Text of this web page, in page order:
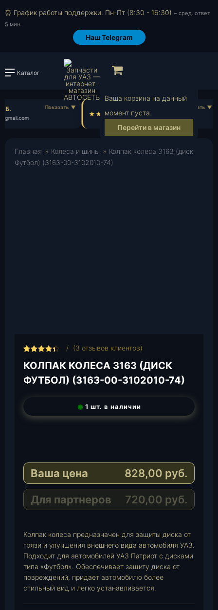
⏰ График работы поддержки: Пн-Пт (8:30 - 16:30) ~ сред. ответ
5 мин.
Наш Telegram
Каталог Войти или
Просмотр
Ваша корзина на данный
момент пуста.
Перейти в магазин
Б.
il***@yahoo.com
Главная » Колеса и шины » Колпак колеса 3163 (диск
Футбол) (3163-00-3102010-74)
4.33из
основе
(3 отзывов клиентов)
КОЛПАК КОЛЕСА 3163 (ДИСК
ФУТБОЛ) (3163-00-3102010-74)
◉ 1 шт. в наличии
e
r
a
m
a
s
A
p
a
i
l
Ваша цена 828,00 руб.
Для партнеров 720,00 руб.
Колпак колеса предназначен для защиты диска от
грязи и улучшения внешнего вида автомобиля УАЗ.
Подходит для автомобилей УАЗ Патриот с дисками
типа «Футбол». Обеспечивает защиту диска от
повреждений, придает автомобилю более
стильный вид и легко устанавливается.